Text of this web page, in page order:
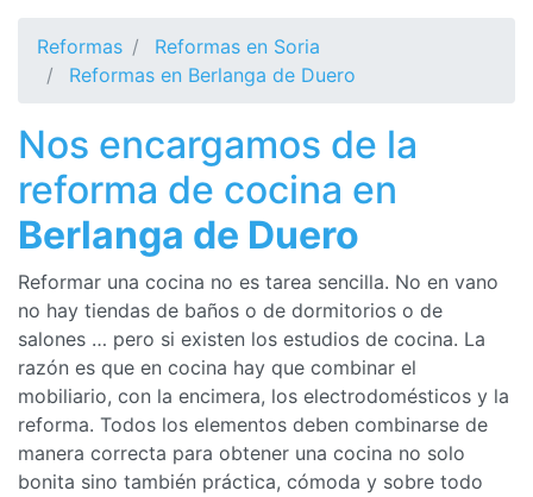
Reformas
Reformas en Soria
Reformas en Berlanga de Duero
Nos encargamos de la
reforma de cocina en
Berlanga de Duero
Reformar una cocina no es tarea sencilla. No en vano
no hay tiendas de baños o de dormitorios o de
salones … pero si existen los estudios de cocina. La
razón es que en cocina hay que combinar el
mobiliario, con la encimera, los electrodomésticos y la
reforma. Todos los elementos deben combinarse de
manera correcta para obtener una cocina no solo
bonita sino también práctica, cómoda y sobre todo